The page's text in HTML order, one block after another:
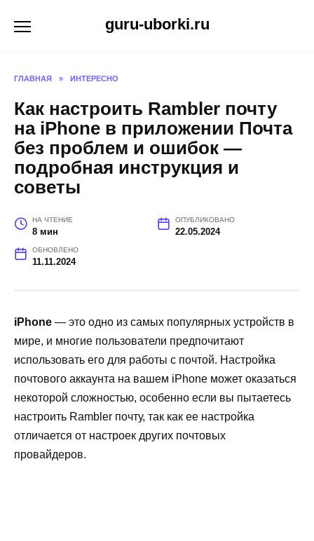
guru-uborki.ru
ГЛАВНАЯ » ИНТЕРЕСНО
Как настроить Rambler почту
на iPhone в приложении Почта
без проблем и ошибок —
подробная инструкция и
советы
НА ЧТЕНИЕ
8 мин
ОПУБЛИКОВАНО
22.05.2024
ОБНОВЛЕНО
11.11.2024
iPhone — это одно из самых популярных устройств в
мире, и многие пользователи предпочитают
использовать его для работы с почтой. Настройка
почтового аккаунта на вашем iPhone может оказаться
некоторой сложностью, особенно если вы пытаетесь
настроить Rambler почту, так как ее настройка
отличается от настроек других почтовых
провайдеров.